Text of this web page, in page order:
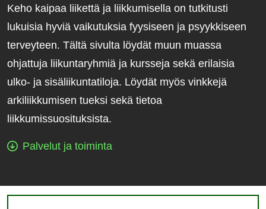
Keho kaipaa liikettä ja liikkumisella on tutkitusti
lukuisia hyviä vaikutuksia fyysiseen ja psyykkiseen
terveyteen. Tältä sivulta löydät muun muassa
ohjattuja liikuntaryhmiä ja kursseja sekä erilaisia
ulko- ja sisäliikuntatiloja. Löydät myös vinkkejä
arkiliikkumisen tueksi sekä tietoa
liikkumissuosituksista.
Palvelut ja toiminta